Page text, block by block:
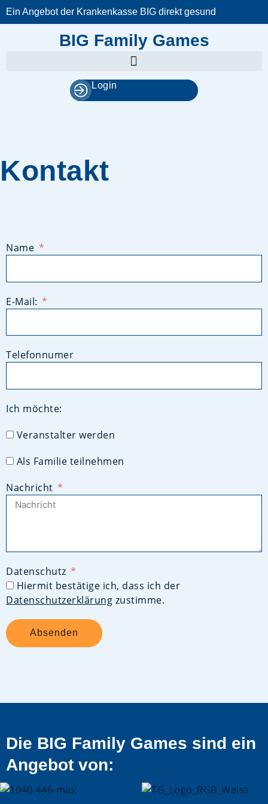
Zum
Inhalt
Ein Angebot der Krankenkasse BIG direkt gesund
BIG Family Games
Login
Kontakt
Name
E-Mail:
Telefonnumer
Ich möchte:
Veranstalter werden
Als Familie teilnehmen
Nachricht
Datenschutz
Hiermit bestätige ich, dass ich der
Datenschutzerklärung zustimme.
Absenden
Die BIG Family Games sind ein
Angebot von: